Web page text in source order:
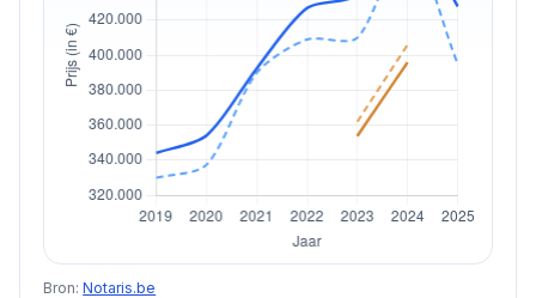
Bron:Notaris.be